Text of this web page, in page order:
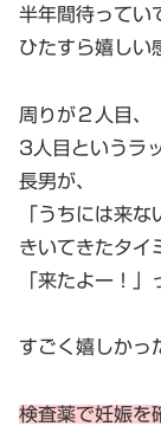
半年間待ってい
ひたすら嬉しい
周りが２人目、
3人目というラ
長男が、
「うちには来な
きいてきたタイ
「来たよー！」
すごく嬉しかっ
検査薬で妊娠を